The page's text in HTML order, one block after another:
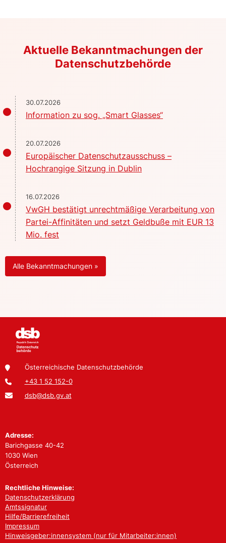
Aktuelle Bekanntmachungen der
Datenschutzbehörde
30.07.2026
Information zu sog. „Smart Glasses“
20.07.2026
Europäischer Datenschutzausschuss –
Hochrangige Sitzung in Dublin
16.07.2026
VwGH bestätigt unrechtmäßige Verarbeitung von
Partei-Affinitäten und setzt Geldbuße mit EUR 13
Mio. fest
Alle Bekanntmachungen »
Österreichische Datenschutzbehörde
+43 1 52 152-0
dsb@dsb.gv.at
Adresse:
Barichgasse 40-42
1030 Wien
Österreich
Rechtliche Hinweise:
Datenschutzerklärung
Amtssignatur
Hilfe/Barrierefreiheit
Impressum
Hinweisgeber:innensystem (nur für Mitarbeiter:innen)